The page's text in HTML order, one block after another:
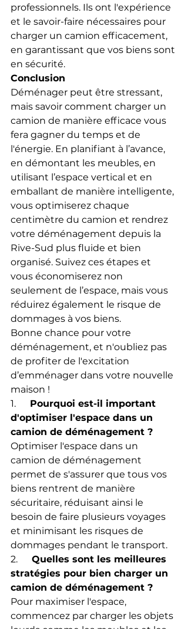
professionnels. Ils ont l'expérience
et le savoir-faire nécessaires pour
charger un camion efficacement,
en garantissant que vos biens sont
en sécurité.
Conclusion
Déménager peut être stressant,
mais savoir comment charger un
camion de manière efficace vous
fera gagner du temps et de
l'énergie. En planifiant à l’avance,
en démontant les meubles, en
utilisant l’espace vertical et en
emballant de manière intelligente,
vous optimiserez chaque
centimètre du camion et rendrez
votre déménagement depuis la
Rive-Sud plus fluide et bien
organisé. Suivez ces étapes et
vous économiserez non
seulement de l’espace, mais vous
réduirez également le risque de
dommages à vos biens.
Bonne chance pour votre
déménagement, et n'oubliez pas
de profiter de l'excitation
d’emménager dans votre nouvelle
maison !
1. Pourquoi est-il important
d'optimiser l'espace dans un
camion de déménagement ?
Optimiser l'espace dans un
camion de déménagement
permet de s'assurer que tous vos
biens rentrent de manière
sécuritaire, réduisant ainsi le
besoin de faire plusieurs voyages
et minimisant les risques de
dommages pendant le transport.
2. Quelles sont les meilleures
stratégies pour bien charger un
camion de déménagement ?
Pour maximiser l'espace,
commencez par charger les objets